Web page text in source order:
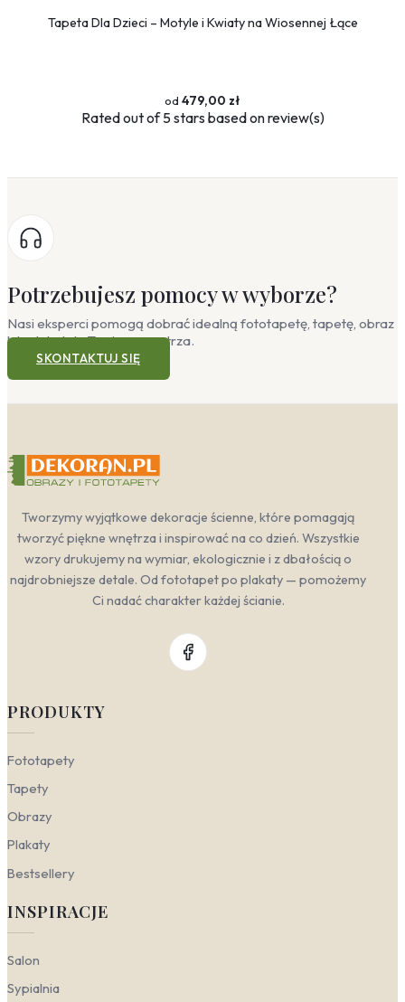
Tapeta Dla Dzieci – Motyle i Kwiaty na Wiosennej Łące
479,00 zł
Ratedout of 5 stars based onreview(s)
Potrzebujesz pomocy w wyborze?
Nasi eksperci pomogą dobrać idealną fototapetę, tapetę, obraz
lub plakat do Twojego wnętrza.
SKONTAKTUJ SIĘ
Tworzymy wyjątkowe dekoracje ścienne, które pomagają
tworzyć piękne wnętrza i inspirować na co dzień. Wszystkie
wzory drukujemy na wymiar, ekologicznie i z dbałością o
najdrobniejsze detale. Od fototapet po plakaty — pomożemy
Ci nadać charakter każdej ścianie.
PRODUKTY
Fototapety
Tapety
Obrazy
Plakaty
Bestsellery
INSPIRACJE
Salon
Sypialnia